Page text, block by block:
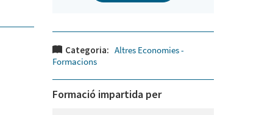
Categoria: Altres Economies -
Formacions
Formació impartida per